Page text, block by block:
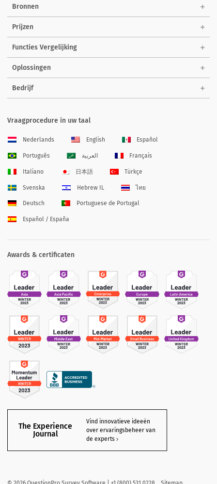
Bronnen
Prijzen
Functies Vergelijking
Oplossingen
Bedrijf
Vraagprocedure in uw taal
Nederlands English Español
Português العربية Français
Italiano 日本語 Türkçe
Svenska Hebrew IL ไทย
Deutsch Portuguese de Portugal
Español / España
Awards & certificaten
The Experience
Journal
Vind innovatieve ideeën
over ervaringsbeheer van
de experts